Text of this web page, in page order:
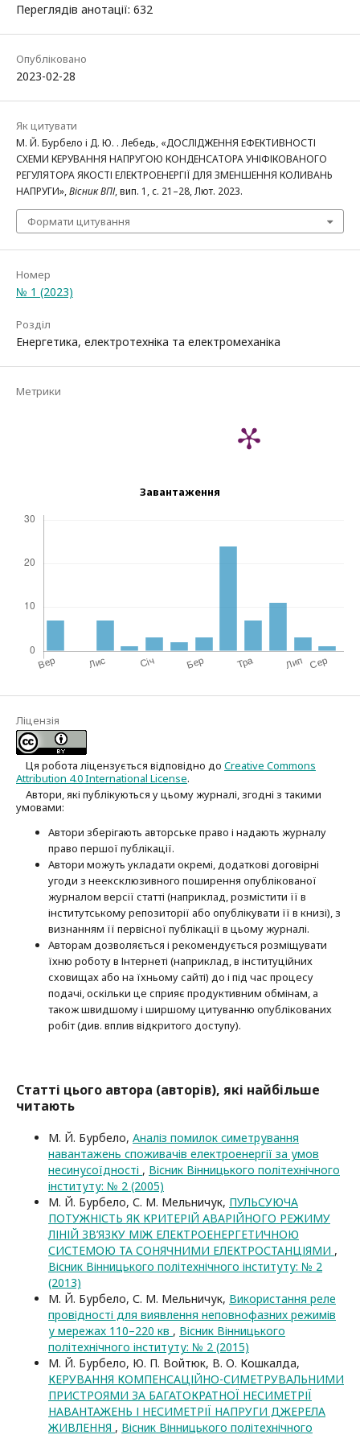
Переглядів анотації: 632
Опубліковано
2023-02-28
Як цитувати
М. Й. Бурбело і Д. Ю. . Лебедь, «ДОСЛІДЖЕННЯ ЕФЕКТИВНОСТІ
СХЕМИ КЕРУВАННЯ НАПРУГОЮ КОНДЕНСАТОРА УНІФІКОВАНОГО
РЕГУЛЯТОРА ЯКОСТІ ЕЛЕКТРОЕНЕРГІЇ ДЛЯ ЗМЕНШЕННЯ КОЛИВАНЬ
НАПРУГИ»,Вісник ВПІ, вип. 1, с. 21–28, Лют. 2023.
Формати цитування
Номер
№ 1 (2023)
Розділ
Енергетика, електротехніка та електромеханіка
Метрики
Завантаження
Ліцензія
Ця робота ліцензується відповідно до Creative Commons
Attribution 4.0 International License.
Автори, які публікуються у цьому журналі, згодні з такими
умовами:
Автори зберігають авторське право і надають журналу
право першої публі­кації.
Автори можуть укладати окремі, додат­кові договірні
угоди з неексклюзив­ного поширення опублікованої
журналом версії статті (наприклад, розмістити її в
інститутському репозиторії або опубліку­вати її в книзі), з
визнанням її первісної публікації в цьому журналі.
Авторам дозволяється і рекомендується розміщувати
їхню роботу в Інтернеті (наприклад, в інституційних
сховищах або на їхньому сайті) до і під час процесу
подачі, оскільки це сприяє продуктивним обмінам, а
також швидшому і ширшому цитуванню опубліко­ва­них
робіт (див. вплив відкритого доступу).
Статті цього автора (авторів), які найбільше
читають
М. Й. Бурбело, Аналіз помилок симетрування
навантажень споживачів електроенергії за умов
несинусоїдності , Вісник Вінницького політехнічного
інституту: № 2 (2005)
М. Й. Бурбело, С. М. Мельничук, ПУЛЬСУЮЧА
ПОТУЖНІСТЬ ЯК КРИТЕРІЙ АВАРІЙНОГО РЕЖИМУ
ЛІНІЙ ЗВ’ЯЗКУ МІЖ ЕЛЕКТРОЕНЕРГЕТИЧНОЮ
СИСТЕМОЮ ТА СОНЯЧНИМИ ЕЛЕКТРОСТАНЦІЯМИ ,
Вісник Вінницького політехнічного інституту: № 2
(2013)
М. Й. Бурбело, С. М. Мельничук, Використання реле
провідності для виявлення неповнофазних режимів
у мережах 110–220 кв , Вісник Вінницького
політехнічного інституту: № 2 (2015)
М. Й. Бурбело, Ю. П. Войтюк, В. О. Кошкалда,
КЕРУВАННЯ КОМПЕНСАЦІЙНО-СИМЕТРУВАЛЬНИМИ
ПРИСТРОЯМИ ЗА БАГАТОКРАТНОЇ НЕСИМЕТРІЇ
НАВАНТАЖЕНЬ І НЕСИМЕТРІЇ НАПРУГИ ДЖЕРЕЛА
ЖИВЛЕННЯ , Вісник Вінницького політехнічного